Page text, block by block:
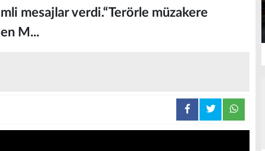
mesajlar verdi.“Terörle müzakere
M...